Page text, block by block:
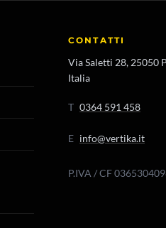
CONTATTI
Via Saletti 28, 25050
Italia
T 0364 591 458
E info@vertika.it
P.IVA / CF